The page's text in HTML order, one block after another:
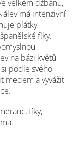
velkém džbánu,
má intenzivní
plátky
fíky.
na bázi květů
podle svého
medem a vyvážit
fíky,